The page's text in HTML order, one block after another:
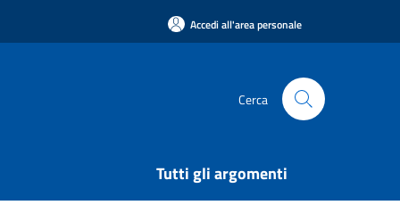
Accedi all'area personale
Cerca
Tutti gli argomenti